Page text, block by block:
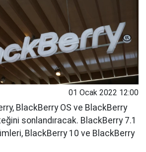
01 Ocak 2022 12:00
BlackBerry OS ve BlackBerry
sonlandıracak. BlackBerry 7.1
BlackBerry 10 ve BlackBerry